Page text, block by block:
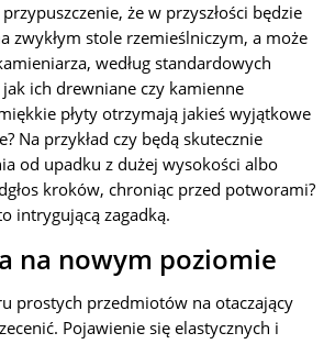
że w przyszłości będzie
zwykłym stole rzemieślniczym, a może
według standardowych
ich drewniane czy kamienne
płyty otrzymają jakieś wyjątkowe
Na przykład czy będą skutecznie
od upadku z dużej wysokości albo
kroków, chroniąc przed potworami?
intrygującą zagadką.
na nowym poziomie
prostych przedmiotów na otaczający
Pojawienie się elastycznych i